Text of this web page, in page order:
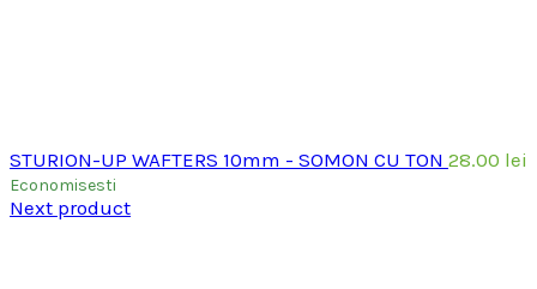
STURION-UP WAFTERS 10mm - SOMON CU TON 28.00 lei
Economisesti
Next product